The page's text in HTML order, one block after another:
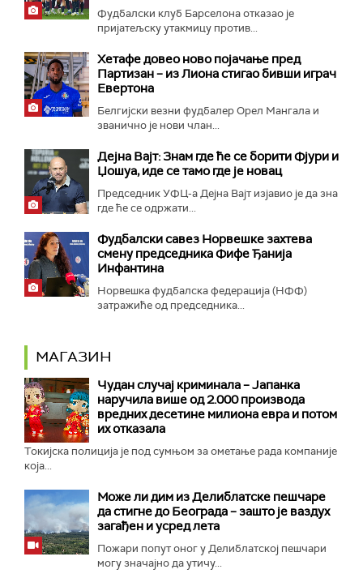
Фудбалски клуб Барселона отказао је
пријатељску утакмицу против...
Хетафе довео ново појачање пред
Партизан – из Лиона стигао бивши играч
Евертона
Белгијски везни фудбалер Орел Мангала и
званично је нови члан...
Дејна Вајт: Знам где ће се борити Фјури и
Џошуа, иде се тамо где је новац
Председник УФЦ-а Дејна Вајт изјавио је да зна
где ће се одржати...
Фудбалски савез Норвешке захтева
смену председника Фифе Ђанија
Инфантина
Норвешка фудбалска федерација (НФФ)
затражиће од председника...
МАГАЗИН
Чудан случај криминала – Јапанка
наручила више од 2.000 производа
вредних десетине милиона евра и потом
их отказала
Токијска полиција је под сумњом за ометање рада компаније
која...
Може ли дим из Делиблатске пешчаре
да стигне до Београда – зашто је ваздух
загађен и усред лета
Пожари попут оног у Делиблатској пешчари
могу значајно да утичу...